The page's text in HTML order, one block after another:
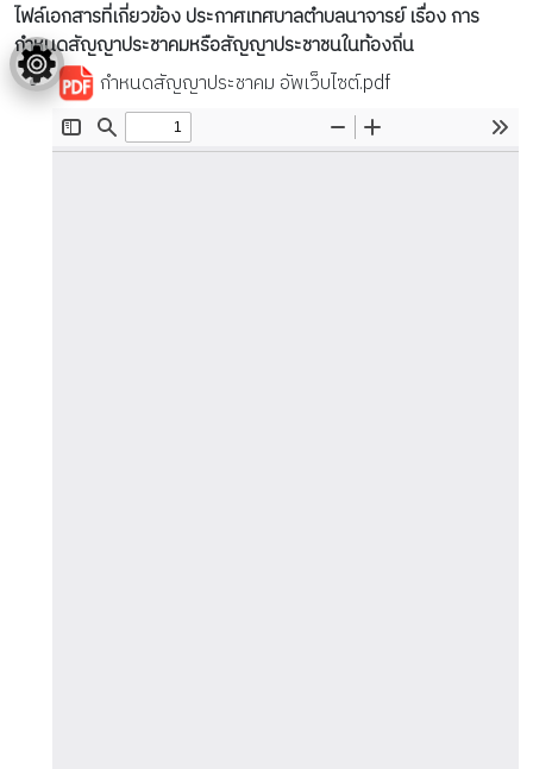
ไฟล์เอกสารที่เกี่ยวข้อง ประกาศเทศบาลตำบลนาจารย์ เรื่อง การ
กำหนดสัญญาประชาคมหรือสัญญาประชาชนในท้องถิ่น
กำหนดสัญญาประชาคม อัพเว็บไซต์.pdf